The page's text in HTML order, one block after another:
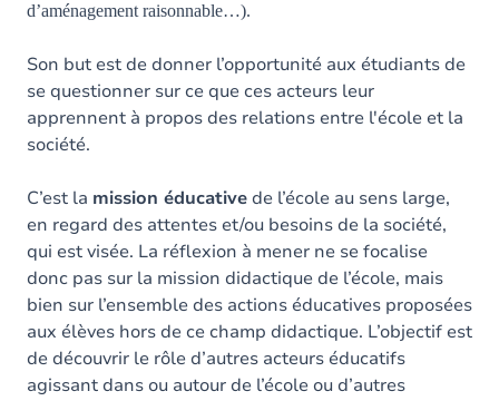
d’aménagement raisonnable…).
Son but est de donner l’opportunité aux étudiants de
se questionner sur ce que ces acteurs leur
apprennent à propos des relations entre l'école et la
société.
C’est la mission éducativede l’école au sens large,
en regard des attentes et/ou besoins de la société,
qui est visée. La réflexion à mener ne se focalise
donc pas sur la mission didactique de l’école, mais
bien sur l’ensemble des actions éducatives proposées
aux élèves hors de ce champ didactique. L’objectif est
de découvrir le rôle d’autres acteurs éducatifs
agissant dans ou autour de l’école ou d’autres